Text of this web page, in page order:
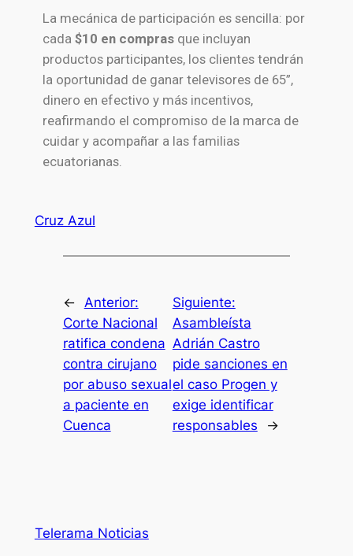
La mecánica de participación es sencilla: por
cada $10 en comprasque incluyan
productos participantes, los clientes tendrán
la oportunidad de ganar televisores de 65”,
dinero en efectivo y más incentivos,
reafirmando el compromiso de la marca de
cuidar y acompañar a las familias
ecuatorianas.
Cruz Azul
←
Anterior:
Corte Nacional
ratifica condena
contra cirujano
por abuso sexual
a paciente en
Cuenca
Siguiente:
Asambleísta
Adrián Castro
pide sanciones en
el caso Progen y
exige identificar
responsables
→
Telerama Noticias